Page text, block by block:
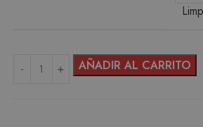
AÑADIR AL CARRITO